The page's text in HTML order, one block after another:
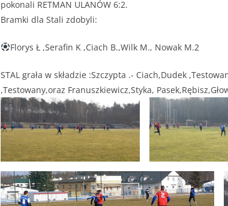
pokonali RETMAN ULANÓW 6:2.
Bramki dla Stali zdobyli:
Florys Ł ,Serafin K ,Ciach B.,Wilk M., Nowak M.2
STAL grała w składzie :Szczypta .- Ciach,Dudek
,Testowany,oraz Franuszkiewicz,Styka,